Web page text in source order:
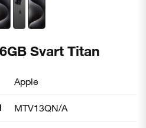
Svart Titan
Apple
MTV13QN/A